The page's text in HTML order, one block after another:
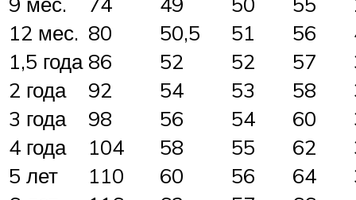
12 мес. 80 50,5 51 56
1,5 года 86 52 52 57
2 года
92 54 53 58
3 года
98 56 54 60
4 года
104 58 55 62
5 лет
110 60 56 64